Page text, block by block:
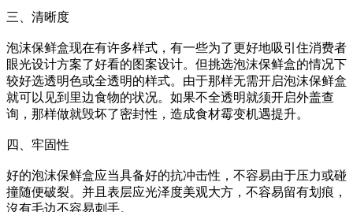
三、清晰度
泡沫保鲜盒现在有许多样式，有一些为了更好地吸引住消费者
眼光设计方案了好看的图案设计。但挑选泡沫保鲜盒的情况下
较好选透明色或全透明的样式。由于那样无需开启泡沫保鲜盒
就可以见到里边食物的状况。如果不全透明就须开启外盖查
询，那样做就毁坏了密封性，造成食材霉变机遇提升。
四、牢固性
好的泡沫保鲜盒应当具备好的抗冲击性，不容易由于压力或碰
撞随便破裂。并且表层应光泽度美观大方，不容易留有划痕，
沒有毛边不容易刺手。